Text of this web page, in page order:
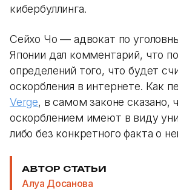
кибербуллинга.
Сейхо Чо — адвокат по
Японии дал комментарий, что
определений того, что будет
оскорбления в интернете. Как
Verge, в самом законе сказано,
оскорблением имеют в виду
либо без конкретного факта о
АВТОР СТАТЬИ
Алуа Досанова